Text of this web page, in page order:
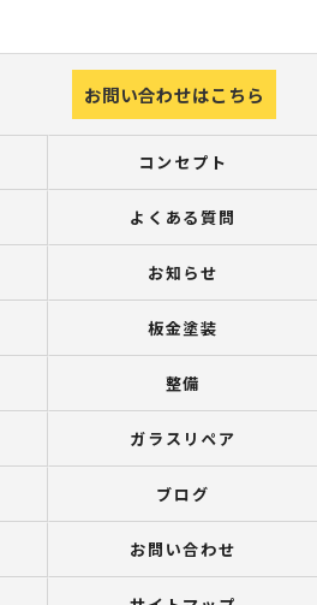
お問い合わせはこちら
コンセプト
よくある質問
お知らせ
板金塗装
整備
ガラスリペア
ブログ
お問い合わせ